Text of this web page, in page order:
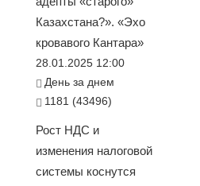
Казахстана?». «Эхо
кровавого Кантара»
28.01.2025 12:00
День за днем
1181 (43496)
Рост НДС и
изменения налоговой
системы коснутся